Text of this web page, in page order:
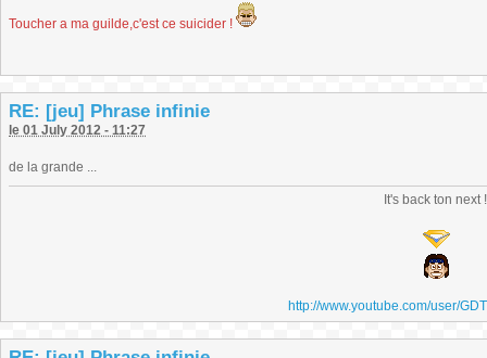
Toucher a ma guilde,c'est ce suicider !
RE: [jeu] Phrase infinie
le 01 July 2012 - 11:27
de la grande ...
It's back ton next !
http://www.youtube.com/user/